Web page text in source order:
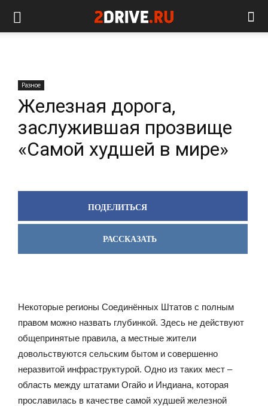
Разное
Железная дорога,
заслужившая прозвище
«Самой худшей в мире»
ПОДЕЛИТЬСЯ
РАССКАЗАТЬ
Некоторые регионы Соединённых Штатов с полным
правом можно назвать глубинкой. Здесь не действуют
общепринятые правила, а местные жители
довольствуются сельским бытом и совершенно
неразвитой инфраструктурой. Одно из таких мест –
область между штатами Огайо и Индиана, которая
прославилась в качестве самой худшей железной